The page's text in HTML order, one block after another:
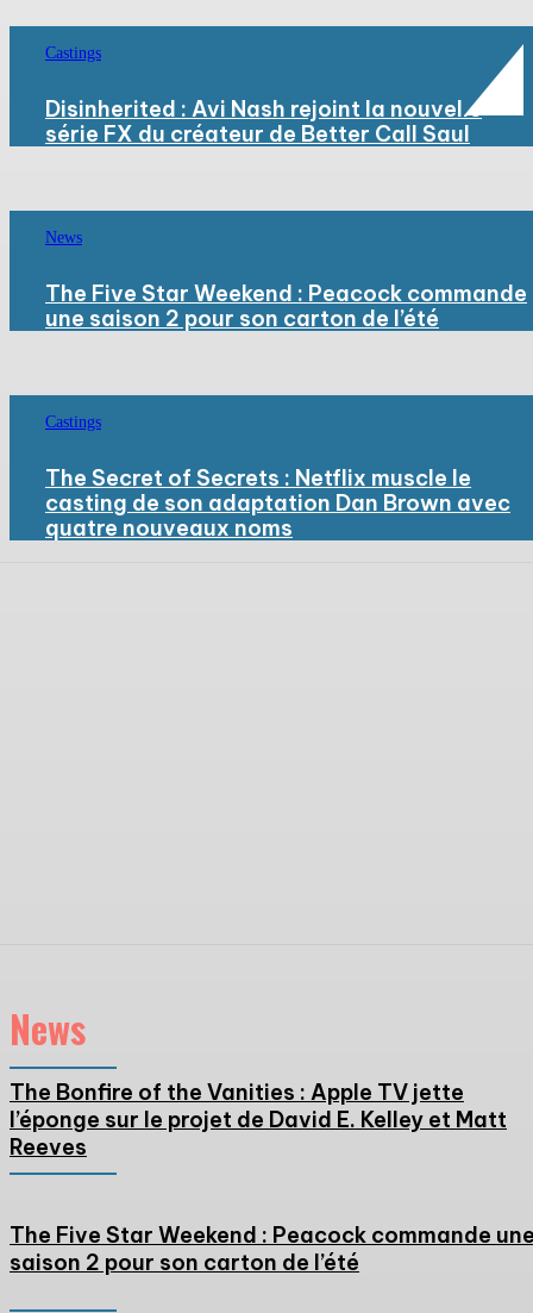
Castings
Disinherited : Avi Nash rejoint la nouvelle
série FX du créateur de Better Call Saul
News
The Five Star Weekend : Peacock commande
une saison 2 pour son carton de l’été
Castings
The Secret of Secrets : Netflix muscle le
casting de son adaptation Dan Brown avec
quatre nouveaux noms
News
The Bonfire of the Vanities : Apple TV jette
l’éponge sur le projet de David E. Kelley et Matt
Reeves
The Five Star Weekend : Peacock commande
saison 2 pour son carton de l’été